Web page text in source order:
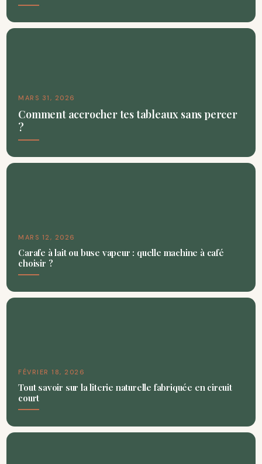
MARS 31, 2026
Comment accrocher tes tableaux sans percer
?
MARS 12, 2026
Carafe à lait ou buse vapeur : quelle machine à café
choisir ?
FÉVRIER 18, 2026
Tout savoir sur la literie naturelle fabriquée en circuit
court